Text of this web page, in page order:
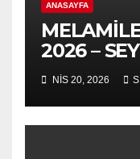
ANASAYFA
2026 –
NURUL-
SÖYLEYİŞ
NIS 20, 2026